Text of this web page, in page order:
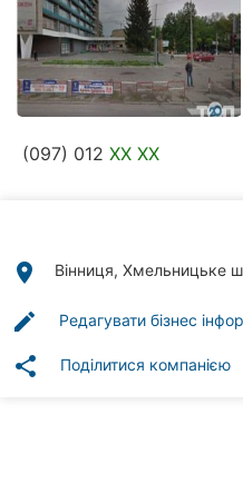
Стоматології
Ветеринарні
клініки
клініки
рубрики
(097) 012 XX XX
place Вінниця, Хмельницьке
edit Редагувати бізнес
share Поділитися компанією